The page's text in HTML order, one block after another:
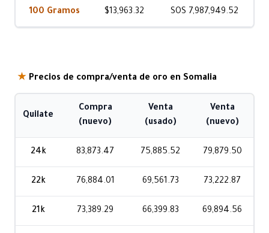
100 Gramos $13,963.32 SOS 7,987,949.52
★ Precios de compra/venta de oro en Somalia
Quilate
Compra
(nuevo)
Venta
(usado)
Venta
(nuevo)
24k 83,873.47 75,885.52 79,879.50
22k 76,884.01 69,561.73 73,222.87
21k 73,389.29 66,399.83 69,894.56